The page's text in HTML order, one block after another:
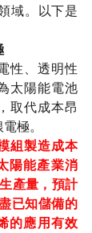
域。以下是
性、透明性
太陽能電池
取代成本昂
極。
組製造成本
陽能產業消
產量，預計
已知儲備的
的應用有效